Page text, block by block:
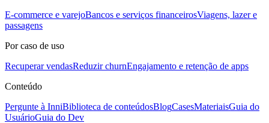
E-commerce e varejoBancos e serviços financeirosViagens, lazer e
passagens
Por caso de uso
Recuperar vendasReduzir churnEngajamento e retenção de apps
Conteúdo
Pergunte à InniBiblioteca de conteúdosBlogCasesMateriaisGuia do
UsuárioGuia do Dev